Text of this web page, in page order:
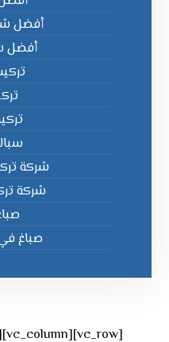
أفضل
أفضل
سباك
شركة
شركة
صباغ 24
صباغ في